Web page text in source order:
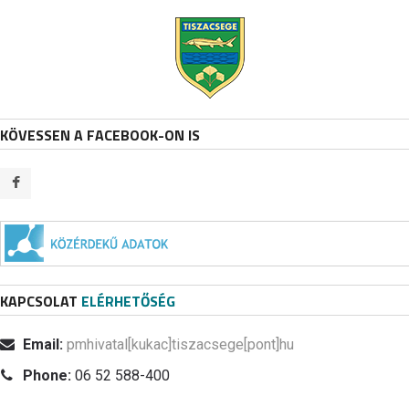
KÖVESSEN A FACEBOOK-ON IS
KAPCSOLAT ELÉRHETŐSÉG
Email: pmhivatal[kukac]tiszacsege[pont]hu
Phone: 06 52 588-400